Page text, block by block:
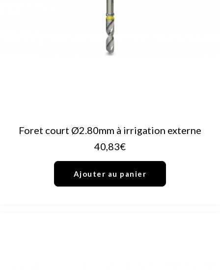
AJOUTER AU PANIER
Foret court Ø2.80mm à irrigation externe
40,83€
Ajouter au panier